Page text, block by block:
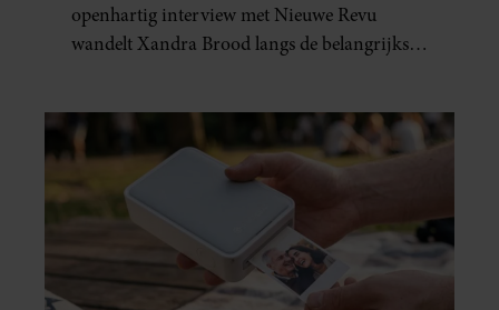
openhartig interview met Nieuwe Revu
wandelt Xandra Brood langs de belangrijkste
Leidsedwarsstraat roept een stortvloed aan
herinneringen op. Daar begon hun leven
samen en werd dochter Lola geboren.